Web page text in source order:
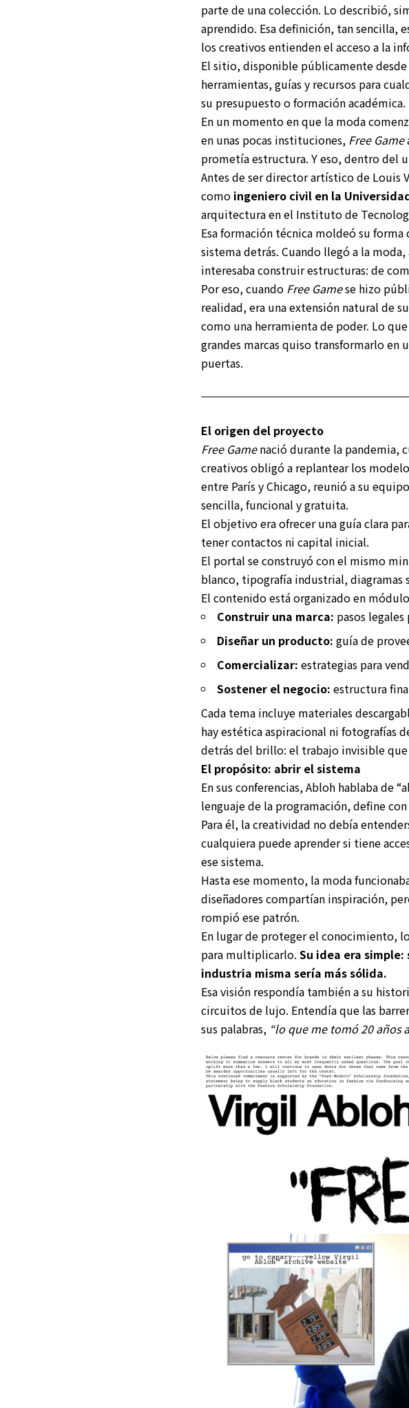
parte de una colección. Lo describió,
aprendido. Esa definición, tan sencilla,
los creativos entienden el acceso a la
El sitio, disponible públicamente
herramientas, guías y recursos para
su presupuesto o formación académica.
En un momento en que la moda
en unas pocas instituciones, Free Game
prometía estructura. Y eso, dentro del
Antes de ser director artístico de Louis
como ingeniero civil en la
arquitectura en el Instituto de
Esa formación técnica moldeó su
sistema detrás. Cuando llegó a la
interesaba construir estructuras: de
Por eso, cuando Free Gamese hizo
realidad, era una extensión natural de
como una herramienta de poder. Lo
grandes marcas quiso transformarlo en
puertas.
El origen del proyecto
Free Gamenació durante la pandemia,
creativos obligó a replantear los
entre París y Chicago, reunió a su
sencilla, funcional y gratuita.
El objetivo era ofrecer una guía clara
tener contactos ni capital inicial.
El portal se construyó con el mismo
blanco, tipografía industrial, diagramas
El contenido está organizado en
Construir una marca: pasos
Diseñar un producto: guía de
Comercializar: estrategias para
Sostener el negocio: estructura
Cada tema incluye materiales
hay estética aspiracional ni fotografías
detrás del brillo: el trabajo invisible que
El propósito: abrir el sistema
En sus conferencias, Abloh hablaba de
lenguaje de la programación, define
Para él, la creatividad no debía
cualquiera puede aprender si tiene
ese sistema.
Hasta ese momento, la moda
diseñadores compartían inspiración,
rompió ese patrón.
En lugar de proteger el conocimiento,
para multiplicarlo. Su idea era
industria misma sería más sólida.
Esa visión respondía también a su
circuitos de lujo. Entendía que las
sus palabras, “lo que me tomó 20 años